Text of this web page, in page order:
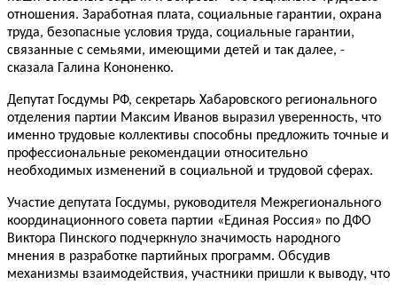
отношения. Заработная плата, социальные гарантии, охрана
труда, безопасные условия труда, социальные гарантии,
связанные с семьями, имеющими детей и так далее, -
сказала Галина Кононенко.
Депутат Госдумы РФ, секретарь Хабаровского регионального
отделения партии Максим Иванов выразил уверенность, что
именно трудовые коллективы способны предложить точные и
профессиональные рекомендации относительно
необходимых изменений в социальной и трудовой сферах.
Участие депутата Госдумы, руководителя Межрегионального
координационного совета партии «Единая Россия» по ДФО
Виктора Пинского подчеркнуло значимость народного
мнения в разработке партийных программ. Обсудив
механизмы взаимодействия, участники пришли к выводу, что